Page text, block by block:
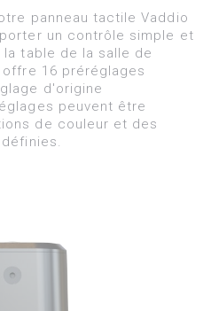
panneau tactile Vaddio
un contrôle simple et
table de la salle de
16 préréglages
d'origine
peuvent être
de couleur et des